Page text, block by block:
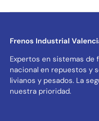
Frenos Industrial
Expertos en sistemas de
nacional en repuestos y
livianos y pesados. La
nuestra prioridad.